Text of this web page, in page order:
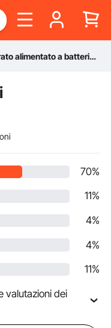
a batteria 60 L 0-90 Psi
70%
11%
4%
4%
11%
valutazioni dei